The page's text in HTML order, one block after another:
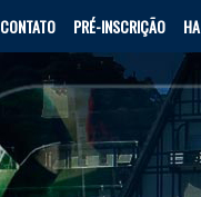
CONTATO PRÉ-INSCRIÇÃO